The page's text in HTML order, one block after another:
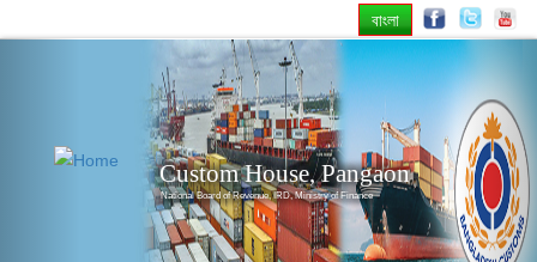
বাংলা
Custom House, Pangaon
National Board of Revenue, IRD, Ministry of Finance